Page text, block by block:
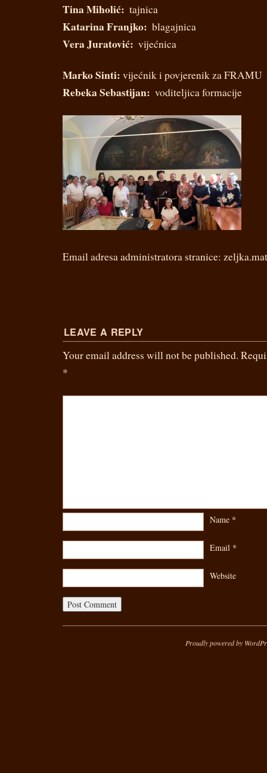
Tina Miholić: ­ tajnica
Katarina Franjko: ­ blagajnica
Vera Juratović: ­ vijećnica
Marko Sinti: ­ vijećnik i povjerenik za FRAMU
Rebeka Sebastijan: ­ voditeljica formacije
­Email adresa administratora stranice:
LEAVE A REPLY
Your email address will not be published.
*
Name *
Email *
Website
Proudly powered by